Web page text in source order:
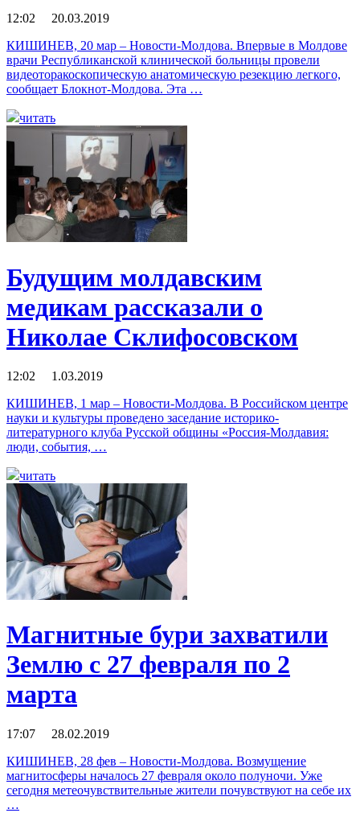
12:02 20.03.2019
КИШИНЕВ, 20 мар – Новости-Молдова. Впервые в Молдове
врачи Республиканской клинической больницы провели
видеоторакоскопическую анатомическую резекцию легкого,
сообщает Блокнот-Молдова. Эта …
читать
Будущим молдавским
медикам рассказали о
Николае Склифосовском
12:02 1.03.2019
КИШИНЕВ, 1 мар – Новости-Молдова. В Российском центре
науки и культуры проведено заседание историко-
литературного клуба Русской общины «Россия-Молдавия:
люди, события, …
читать
Магнитные бури захватили
Землю с 27 февраля по 2
марта
17:07 28.02.2019
КИШИНЕВ, 28 фев – Новости-Молдова. Возмущение
магнитосферы началось 27 февраля около полуночи. Уже
сегодня метеочувствительные жители почувствуют на себе их
…